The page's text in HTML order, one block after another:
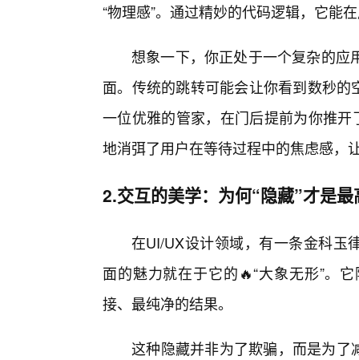
“物理感”。通过精妙的代码逻辑，它能
想象一下，你正处于一个复杂的应
面。传统的跳转可能会让你看到数秒
一位优雅的管家，在门后提前为你推
地消弭了用户在等待过程中的焦虑感，
2.交互的美学：为何“隐藏”才是
在UI/UX设计领域，有一条金科玉
面的魅力就在于它的🔥“大象无形”。
接、最纯净的结果。
这种隐藏并非为了欺骗，而是为